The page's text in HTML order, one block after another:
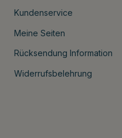
Kundenservice
Meine Seiten
Rücksendung Information
Widerrufsbelehrung